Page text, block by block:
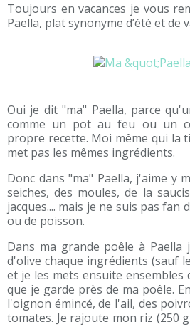
Toujours en vacances je vous
Paella, plat synonyme d’été et de
Oui je dit "ma" Paella, parce
comme un pot au feu ou un
propre recette. Moi même qui la
met pas les mêmes ingrédients.
Donc dans "ma" Paella, j'aime y
seiches, des moules, de la
jacques.... mais je ne suis pas fan
ou de poisson.
Dans ma grande poêle à
d'olive chaque ingrédients (sauf
et je les mets ensuite ensembles
que je garde près de ma poêle.
l'oignon émincé, de l'ail, des
tomates. Je rajoute mon riz (250